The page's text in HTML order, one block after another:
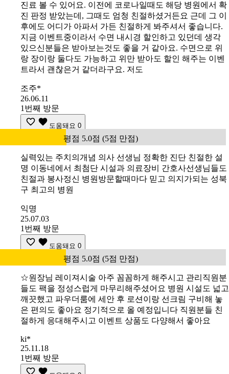
진료 볼 수 있어요. 이전에 코로나일때도 해당 병원에서 확
진 판정 받았는데, 그때도 엄청 친절하셨거든요 근데 그 이
후에도 어디가 아파서 가든 친절하게 봐주셔서 좋습니다.
지금 이벤트중이라서 수면 내시경 할인하고 있던데 생각
있으신분들은 받아보는것도 좋을 거 같아요. 수면으로 위
랑 장이랑 둘다도 가능하고 위만 받아도 할인 해주는 이벤
트라서 괜찮은거 같더라구요. 저도
조주*
26.06.11
1번째 방문
도움돼요 0
평점 5.0점 (5점 만점)
실력있는 주치의개념 의사 선생님 정확한 진단 친절한 설
명 이동네에서 최첨단 시설과 의료장비 간호사선생님들도
친절과 봉사정신 병원방문할때마다 믿고 의지가되는 성북
구 최고의 병원
익명
25.07.03
1번째 방문
도움돼요 0
평점 5.0점 (5점 만점)
☆원장님 레이져시술 아주 꼼꼼하게 해주시고 관리직원분
들도 팩을 정성스럽게 마무리해주셨어요 병원 시설도 넓고
깨끗했고 파우더룸에 세안 후 로션이랑 선크림 구비해 놓
은 편의도 좋아요 정기적으로 올 예정입니다 직원분들 친
절하게 응대해주시고 이벤트 상품도 다양해서 좋아요
ki*
25.11.18
1번째 방문